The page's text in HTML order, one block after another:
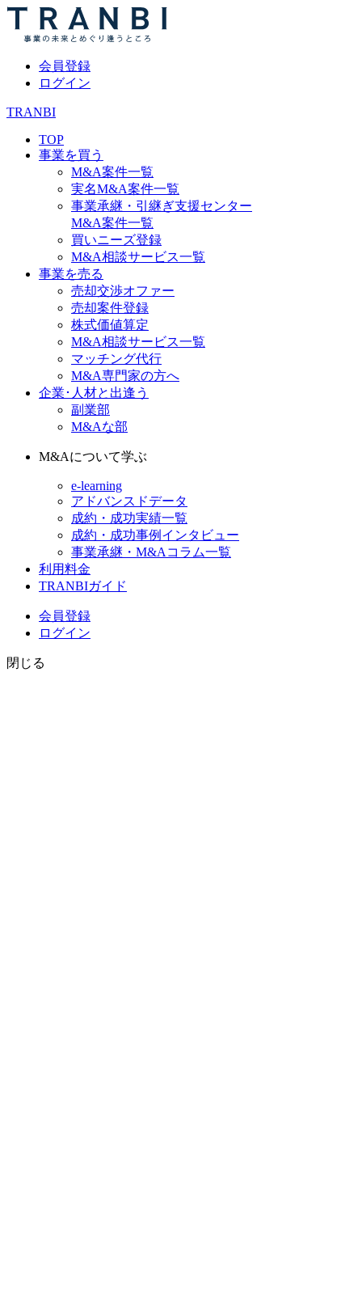
会員登録
ログイン
TRANBI
TOP
事業を買う
M&A案件一覧
実名M&A案件一覧
事業承継・引継ぎ支援センター
M&A案件一覧
買いニーズ登録
M&A相談サービス一覧
事業を売る
売却交渉オファー
売却案件登録
株式価値算定
M&A相談サービス一覧
マッチング代行
M&A専門家の方へ
企業･人材と出逢う
副業部
M&Aな部
M&Aについて学ぶ
e-learning
アドバンスドデータ
成約・成功実績一覧
成約・成功事例インタビュー
事業承継・M&Aコラム一覧
利用料金
TRANBIガイド
会員登録
ログイン
閉じる